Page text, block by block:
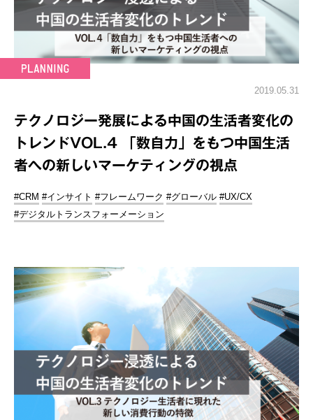
2019.05.31
テクノロジー発展による中国の生活者変化の
トレンドVOL.4 「数自力」をもつ中国生活
者への新しいマーケティングの視点
#CRM #インサイト #フレームワーク #グローバル #UX/CX
#デジタルトランスフォーメーション